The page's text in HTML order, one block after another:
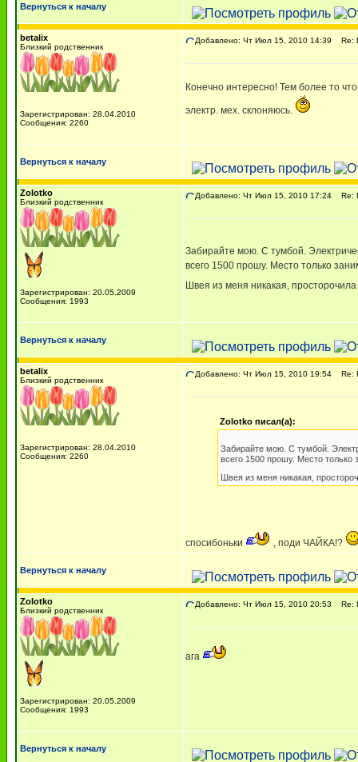
Вернуться к началу
betalix
Близкий родственник
Зарегистрирован: 28.04.2010
Сообщения: 2260
Добавлено: Чт Июл 15, 2010 14:39 Re:
Конечно интересно! Тем более то
электр. мех. склоняюсь.
Вернуться к началу
Zolotko
Близкий родственник
Зарегистрирован: 20.05.2009
Сообщения: 1993
Добавлено: Чт Июл 15, 2010 17:24 Re:
Забирайте мою. С тумбой.
всего 1500 прошу. Место только
Швея из меня никакая,
Вернуться к началу
betalix
Близкий родственник
Зарегистрирован: 28.04.2010
Сообщения: 2260
Добавлено: Чт Июл 15, 2010 19:54 Re:
Zolotko писал(а):
Забирайте мою. С тумбой.
всего 1500 прошу. Место только
Швея из меня никакая,
спосибоньки , поди ЧАЙКА!?
Вернуться к началу
Zolotko
Близкий родственник
Зарегистрирован: 20.05.2009
Сообщения: 1993
Добавлено: Чт Июл 15, 2010 20:53 Re:
ага
Вернуться к началу